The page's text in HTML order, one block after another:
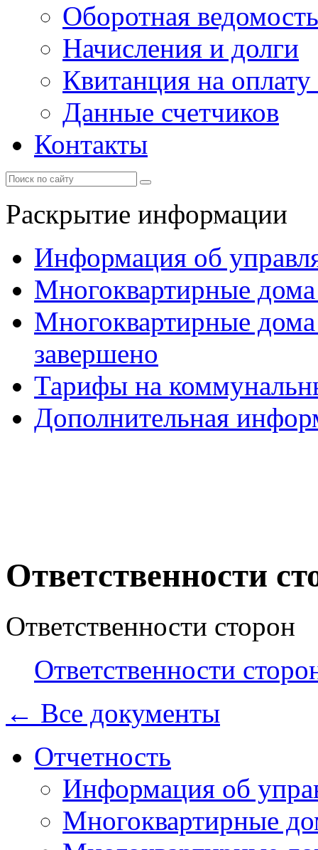
Оборотная ведомость
Начисления и долги
Квитанция на
Данные счетчиков
Контакты
Раскрытие информации
Информация об
Многоквартирные
Многоквартирные
завершено
Тарифы на
Дополнительная
Ответственности
Ответственности сторон
Ответственности
← Все документы
Отчетность
Информация об
Многоквартирные